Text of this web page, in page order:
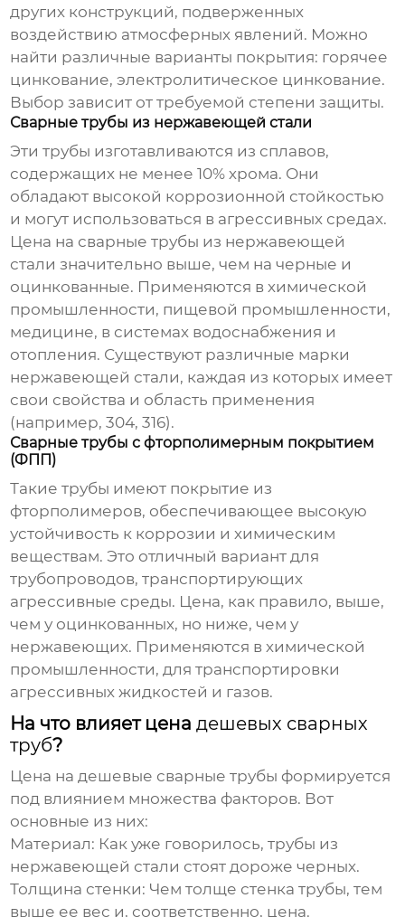
других конструкций, подверженных
воздействию атмосферных явлений. Можно
найти различные варианты покрытия: горячее
цинкование, электролитическое цинкование.
Выбор зависит от требуемой степени защиты.
Сварные трубы из нержавеющей стали
Эти трубы изготавливаются из сплавов,
содержащих не менее 10% хрома. Они
обладают высокой коррозионной стойкостью
и могут использоваться в агрессивных средах.
Цена на сварные трубы из нержавеющей
стали значительно выше, чем на черные и
оцинкованные. Применяются в химической
промышленности, пищевой промышленности,
медицине, в системах водоснабжения и
отопления. Существуют различные марки
нержавеющей стали, каждая из которых имеет
свои свойства и область применения
(например, 304, 316).
Сварные трубы с фторполимерным покрытием
(ФПП)
Такие трубы имеют покрытие из
фторполимеров, обеспечивающее высокую
устойчивость к коррозии и химическим
веществам. Это отличный вариант для
трубопроводов, транспортирующих
агрессивные среды. Цена, как правило, выше,
чем у оцинкованных, но ниже, чем у
нержавеющих. Применяются в химической
промышленности, для транспортировки
агрессивных жидкостей и газов.
На что влияет ценадешевых сварных
труб?
Цена надешевые сварные трубы формируется
под влиянием множества факторов. Вот
основные из них:
Материал: Как уже говорилось, трубы из
нержавеющей стали стоят дороже черных.
Толщина стенки: Чем толще стенка трубы, тем
выше ее вес и, соответственно, цена.